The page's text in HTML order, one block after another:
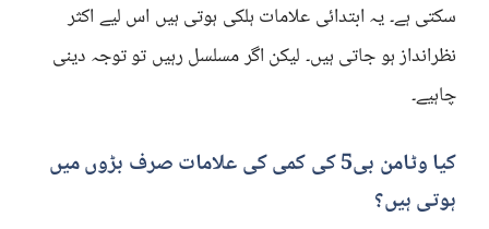
سکتی ہے۔ یہ ابتدائی علامات ہلکی ہوتی ہیں اس لیے اکثر
نظرانداز ہو جاتی ہیں۔ لیکن اگر مسلسل رہیں تو توجہ دینی
چاہیے۔
کیا وٹامن بی5 کی کمی کی علامات صرف بڑوں میں
ہوتی ہیں؟